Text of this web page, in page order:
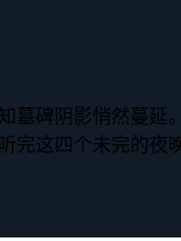
碑阴影悄然蔓延
完这四个未完的夜晚